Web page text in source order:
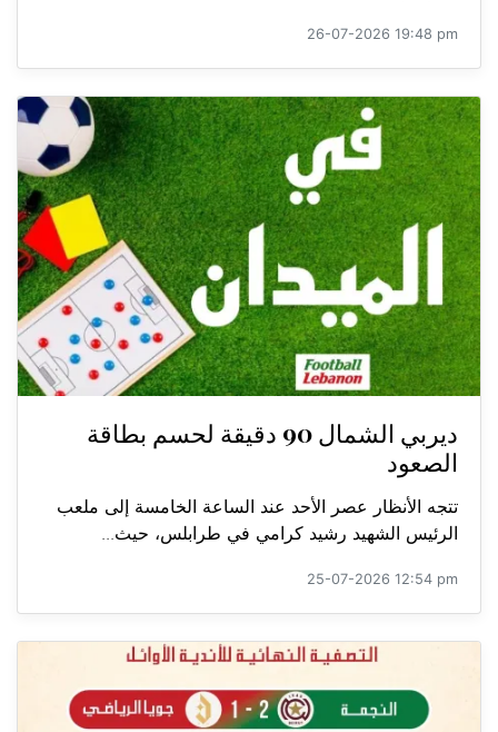
26-07-2026 19:48 pm
ديربي الشمال 90 دقيقة لحسم بطاقة
الصعود
تتجه الأنظار عصر الأحد عند الساعة الخامسة إلى ملعب
الرئيس الشهيد رشيد كرامي في طرابلس، حيث...
25-07-2026 12:54 pm